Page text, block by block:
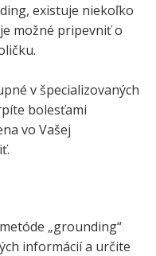
existuje niekoľko
možné pripevniť o
v špecializovaných
bolesťami
vo Vašej
„grounding“
informácií a určite